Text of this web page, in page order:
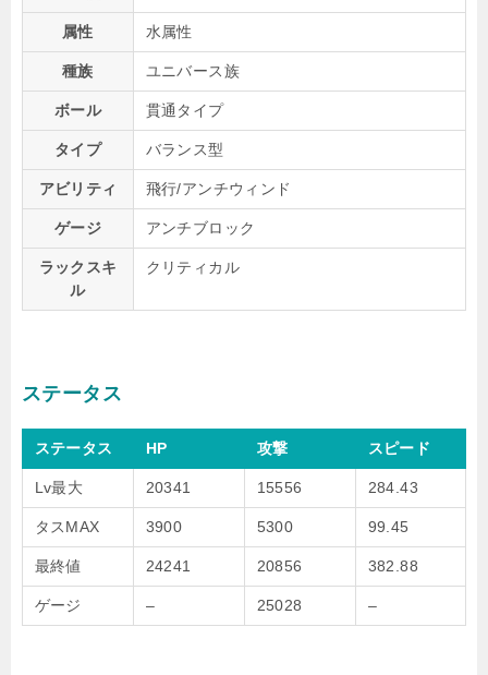
属性 水属性
種族 ユニバース族
ボール 貫通タイプ
タイプ バランス型
アビリティ 飛行/アンチウィンド
ゲージ アンチブロック
ラックスキ
ル
クリティカル
ステータス
ステータス HP 攻撃 スピード
Lv最大 20341 15556 284.43
タスMAX 3900 5300 99.45
最終値 24241 20856 382.88
ゲージ – 25028 –